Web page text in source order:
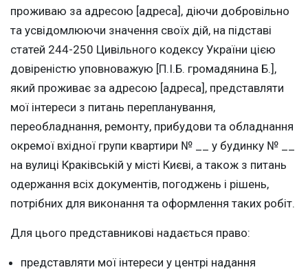
проживаю за адресою [адреса], діючи добровільно
та усвідомлюючи значення своїх дій, на підставі
статей 244-250 Цивільного кодексу України цією
довіреністю уповноважую [П.І.Б. громадянина Б.],
який проживає за адресою [адреса], представляти
мої інтереси з питань перепланування,
переобладнання, ремонту, прибудови та обладнання
окремої вхідної групи квартири № __ у будинку № __
на вулиці Краківській у місті Києві, а також з питань
одержання всіх документів, погоджень і рішень,
потрібних для виконання та оформлення таких робіт.
Для цього представникові надається право:
представляти мої інтереси у центрі надання